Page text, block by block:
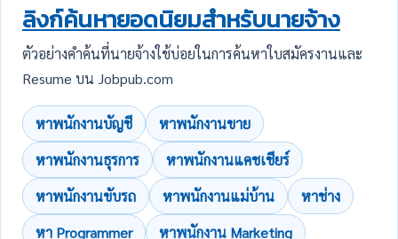
ลิงก์ค้นหายอดนิยมสำหรับนายจ้าง
ตัวอย่างคำค้นที่นายจ้างใช้บ่อยในการค้นหาใบสมัครงานและ
Resume บน Jobpub.com
หาพนักงานบัญชี
หาพนักงานขาย
หาพนักงานธุรการ
หาพนักงานแคชเชียร์
หาพนักงานขับรถ
หาพนักงานแม่บ้าน
หาช่าง
หา Programmer
หาพนักงาน Marketing